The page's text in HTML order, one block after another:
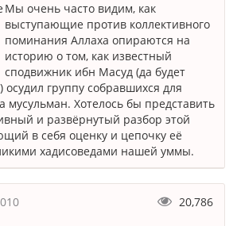
Мы очень часто видим, как
выступающие против коллективного
поминания Аллаха опираются на
историю о том, как известный
сподвижник ибн Масуд (да будет
группу собравшихся для
мусульман. Хотелось бы представить
и развёрнутый разбор этой
в себя оценку и цепочку её
хадисоведами нашей уммы.
20,786